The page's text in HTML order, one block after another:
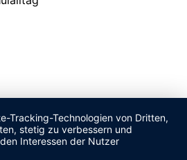
Tracking-Technologien von Dritten,
stetig zu verbessern und
Interessen der Nutzer